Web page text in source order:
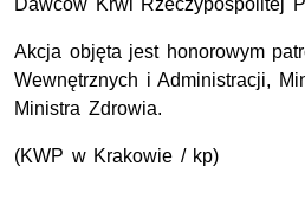
Dawców Krwi Rzeczypospolitej
Akcja objęta jest honorowym
Wewnętrznych i Administracji,
Ministra Zdrowia.
(KWP w Krakowie / kp)